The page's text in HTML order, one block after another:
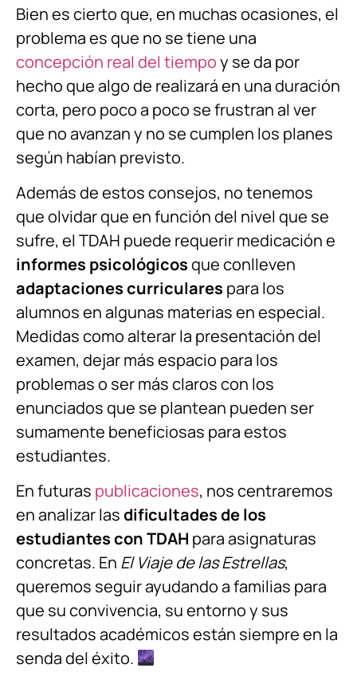
Bien es cierto que, en muchas ocasiones, el
problema es que no se tiene una
concepción real del tiempoy se da por
hecho que algo de realizará en una duración
corta, pero poco a poco se frustran al ver
que no avanzan y no se cumplen los planes
según habían previsto.
Además de estos consejos, no tenemos
que olvidar que en función del nivel que se
sufre, el TDAH puede requerir medicación e
informes psicológicosque conlleven
adaptaciones curriculares para los
alumnos en algunas materias en especial.
Medidas como alterar la presentación del
examen, dejar más espacio para los
problemas o ser más claros con los
enunciados que se plantean pueden ser
sumamente beneficiosas para estos
estudiantes.
En futuras publicaciones, nos centraremos
en analizar lasdificultades de los
estudiantes con TDAH para asignaturas
concretas. En El Viaje de las Estrellas,
queremos seguir ayudando a familias para
que su convivencia, su entorno y sus
resultados académicos están siempre en la
senda del éxito.